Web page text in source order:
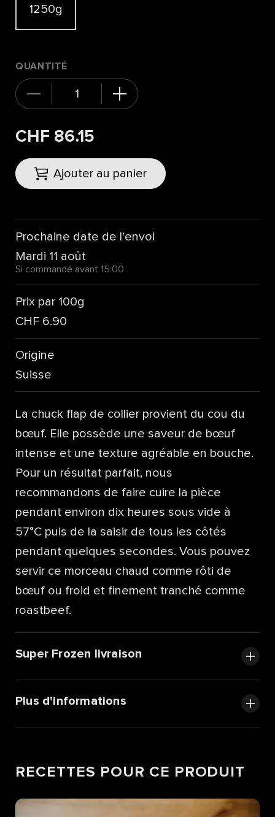
1250g
QUANTITÉ
CHF 86.15
Ajouter au panier
Prochaine date de l'envoi
Mardi 11 août
Si commandé avant 15:00
Prix par 100g
CHF 6.90
Origine
Suisse
La chuck flap de collier provient du cou du
bœuf. Elle possède une saveur de bœuf
intense et une texture agréable en bouche.
Pour un résultat parfait, nous
recommandons de faire cuire la pièce
pendant environ dix heures sous vide à
57°C puis de la saisir de tous les côtés
pendant quelques secondes. Vous pouvez
servir ce morceau chaud comme rôti de
bœuf ou froid et finement tranché comme
roastbeef.
Super Frozen livraison
Plus d'informations
RECETTES POUR CE PRODUIT